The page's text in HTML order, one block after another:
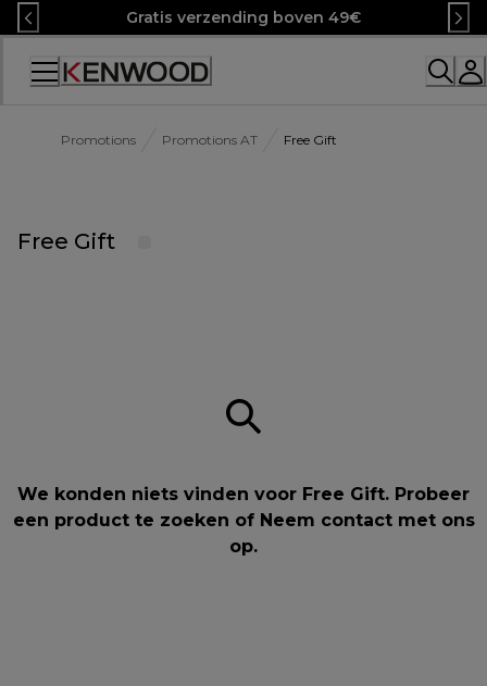
Skip
to
Content
Gratis verzending boven 49€
Accessibility
Promotions Promotions AT Free Gift
Free Gift
We konden niets vinden voor Free Gift. Probeer
een product te zoeken of Neem contact met ons
op.